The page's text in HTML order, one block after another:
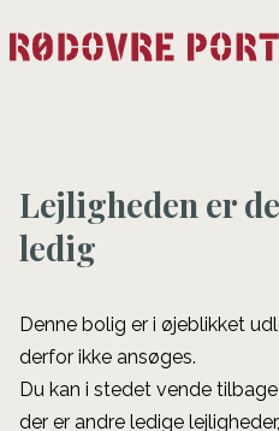
Lejligheden er
ledig
Denne bolig er i øjeblikket
derfor ikke ansøges.
Du kan i stedet vende
der er andre ledige